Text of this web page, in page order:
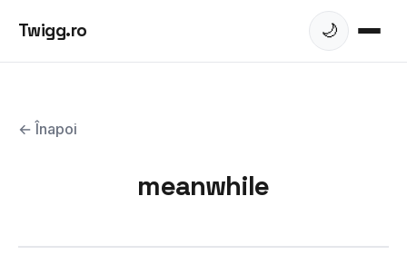
Twigg.ro 🌙
← Înapoi
meanwhile